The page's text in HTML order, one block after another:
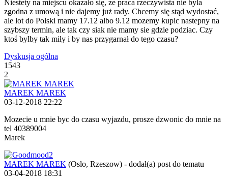
Niestety na miejscu okazało się, ze praca rzeczywista nie byla
zgodna z umową i nie dajemy już rady. Chcemy się stąd wydostać,
ale lot do Polski mamy 17.12 albo 9.12 mozemy kupic nastepny na
szybszy termin, ale tak czy siak nie mamy sie gdzie podziac. Czy
ktoś bylby tak miły i by nas przygarnał do tego czasu?
Dyskusja ogólna
1543
2
MAREK MAREK
03-12-2018 22:22
Mozecie u mnie byc do czasu wyjazdu, prosze dzwonic do mnie na
tel 40389004
Marek
MAREK MAREK (Oslo, Rzeszow) - dodał(a) post do tematu
03-04-2018 18:31